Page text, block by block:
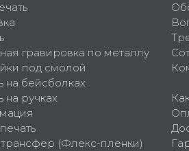
гравировка по металлу
под смолой
на бейсболках
на ручках
(Флекс-пленки)